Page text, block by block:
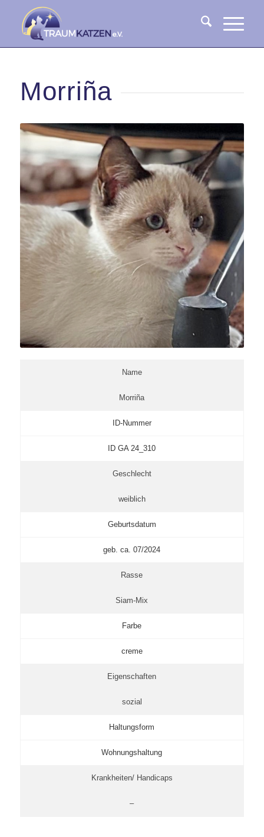
Morriña
Name
Morriña
ID-Nummer
ID GA 24_310
Geschlecht
weiblich
Geburtsdatum
geb. ca. 07/2024
Rasse
Siam-Mix
Farbe
creme
Eigenschaften
sozial
Haltungsform
Wohnungshaltung
Krankheiten/ Handicaps
–